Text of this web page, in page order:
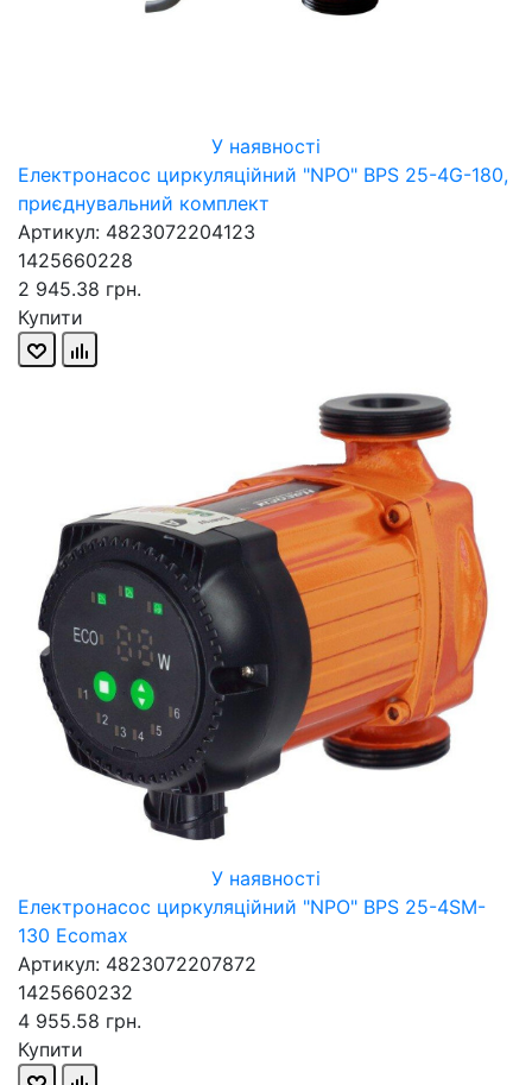
У наявності
Електронасос циркуляційний "NPO" BPS 25-4G-180,
приєднувальний комплект
Артикул: 4823072204123
1425660228
2 945.38 грн.
Купити
У наявності
Електронасос циркуляційний "NPO" BPS 25-4SM-
130 Ecomax
Артикул: 4823072207872
1425660232
4 955.58 грн.
Купити